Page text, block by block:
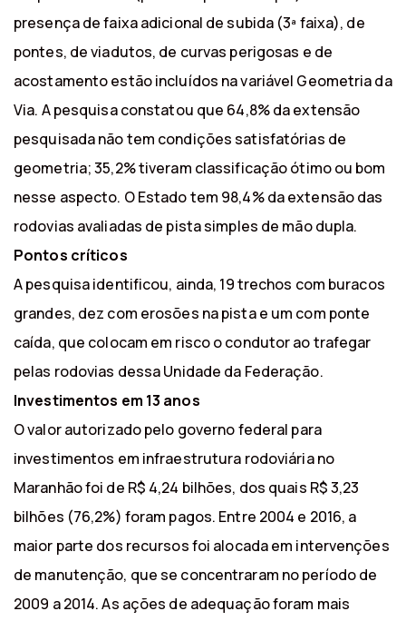
presença de faixa adicional de subida (3ª faixa), de
pontes, de viadutos, de curvas perigosas e de
acostamento estão incluídos na variável Geometria da
Via. A pesquisa constatou que 64,8% da extensão
pesquisada não tem condições satisfatórias de
geometria; 35,2% tiveram classificação ótimo ou bom
nesse aspecto. O Estado tem 98,4% da extensão das
rodovias avaliadas de pista simples de mão dupla.
Pontos críticos
A pesquisa identificou, ainda, 19 trechos com buracos
grandes, dez com erosões na pista e um com ponte
caída, que colocam em risco o condutor ao trafegar
pelas rodovias dessa Unidade da Federação.
Investimentos em 13 anos
O valor autorizado pelo governo federal para
investimentos em infraestrutura rodoviária no
Maranhão foi de R$ 4,24 bilhões, dos quais R$ 3,23
bilhões (76,2%) foram pagos. Entre 2004 e 2016, a
maior parte dos recursos foi alocada em intervenções
de manutenção, que se concentraram no período de
2009 a 2014. As ações de adequação foram mais